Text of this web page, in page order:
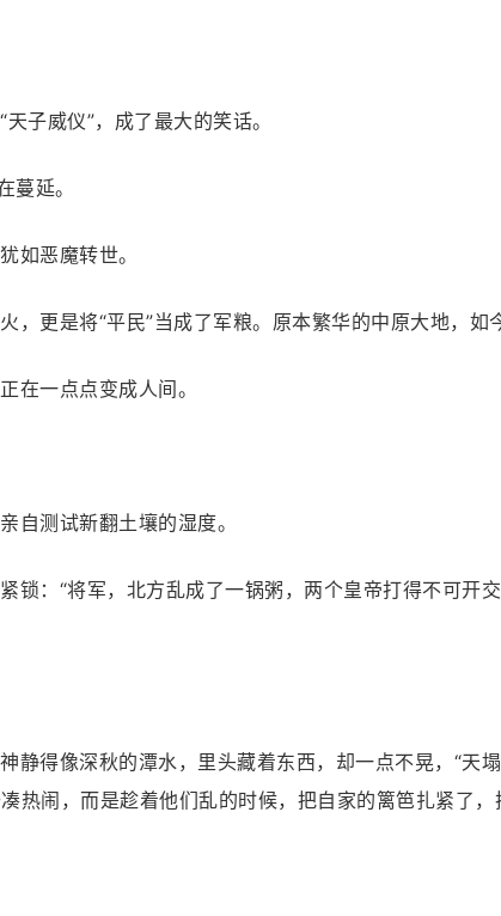
子威仪”，成了最大的笑话。
蔓延。
如恶魔转世。
，更是将“平民”当成了军粮。原本繁华的中原大地，如
在一点点变成人间。
自测试新翻土壤的湿度。
锁：“将军，北方乱成了一锅粥，两个皇帝打得不可开
静得像深秋的潭水，里头藏着东西，却一点不晃，“天
热闹，而是趁着他们乱的时候，把自家的篱笆扎紧了，